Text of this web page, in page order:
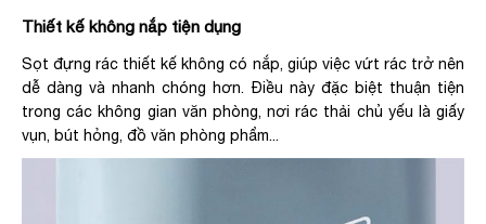
Thiết kế không nắp tiện dụng
Sọt đựng rác thiết kế không có nắp, giúp việc vứt rác trở nên
dễ dàng và nhanh chóng hơn. Điều này đặc biệt thuận tiện
trong các không gian văn phòng, nơi rác thải chủ yếu là giấy
vụn, bút hỏng, đồ văn phòng phẩm...